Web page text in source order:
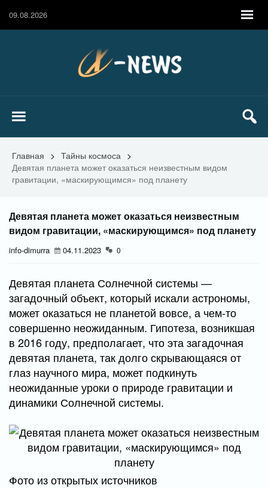
09.08.2026
Главная > Тайны космоса >
Девятая планета может оказаться неизвестным видом
гравитации, «маскирующимся» под планету
Девятая планета может оказаться неизвестным
видом гравитации, «маскирующимся» под планету
info-dimurra 04.11.2023 0
Девятая планета Солнечной системы —
загадочный объект, который искали астрономы,
может оказаться не планетой вовсе, а чем-то
совершенно неожиданным. Гипотеза, возникшая
в 2016 году, предполагает, что эта загадочная
девятая планета, так долго скрывающаяся от
глаз научного мира, может подкинуть
неожиданные уроки о природе гравитации и
динамики Солнечной системы.
Фото из открытых источников